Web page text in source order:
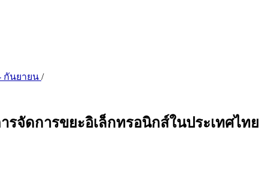
กันยายน /
จัดการขยะอิเล็กทรอนิกส์ในประเทศไทย